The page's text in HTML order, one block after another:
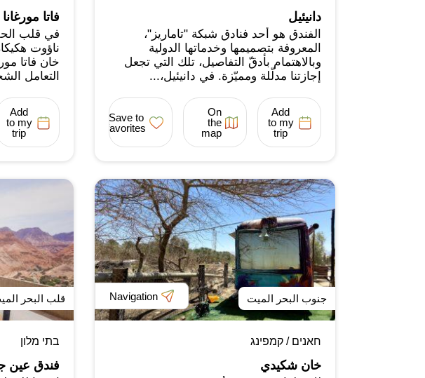
دانيئيل
الفندق هو أحد فنادق شبكة "تاماريز"،
المعروفة بتصميمها وخدماتها الدولية
وبالاهتمام بأدقّ التفاصيل، تلك التي تجعل
إجازتنا مدلّلة ومميّزة. في دانيئيل،...
Add
to my
trip
On
the
map
Save to
favorites
فاتا مورغانا
في قلب
ناؤوت
خان فاتا
التعامل
Add
to my
trip
جنوب البحر الميت Navigation
חאנים / קמפינג
خان شكيدي
قلب البحر
בתי מלון
فندق عين